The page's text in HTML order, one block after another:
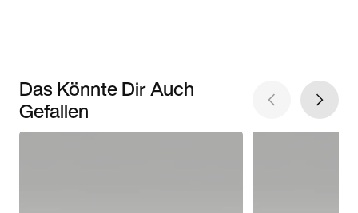
Das Könnte Dir Auch
Gefallen